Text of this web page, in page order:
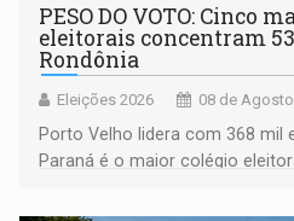
PESO DO VOTO: Cinco
eleitorais concentram
Rondônia
Eleições 2026 08 de
Porto Velho lidera com 368 mil
Paraná é o maior colégio